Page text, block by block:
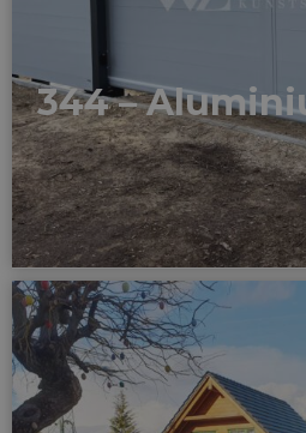
344 –